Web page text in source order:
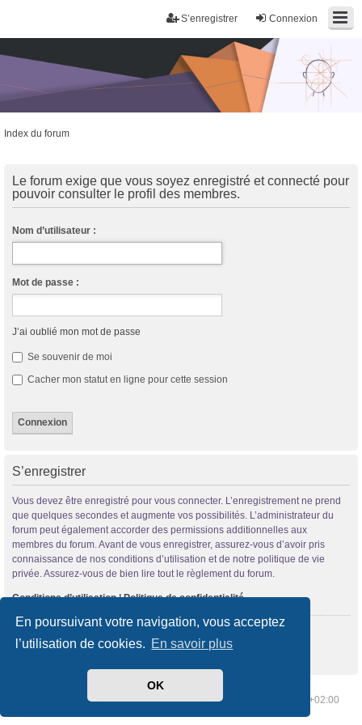
En poursuivant votre navigation, vous acceptez
l’utilisation de cookies. En savoir plus
OK
Connexion
S’enregistrer
Index du forum
Le forum exige que vous soyez enregistré et connecté pour
pouvoir consulter le profil des membres.
Nom d’utilisateur :
Mot de passe :
J’ai oublié mon mot de passe
Se souvenir de moi
Cacher mon statut en ligne pour cette session
S’enregistrer
Vous devez être enregistré pour vous connecter. L’enregistrement ne prend
que quelques secondes et augmente vos possibilités. L’administrateur du
forum peut également accorder des permissions additionnelles aux
membres du forum. Avant de vous enregistrer, assurez-vous d’avoir pris
connaissance de nos conditions d’utilisation et de notre politique de vie
privée. Assurez-vous de bien lire tout le règlement du forum.
Conditions d’utilisation|Politique de confidentialité
S’enregistrer
Supprimer les cookies Heures au format UTC+02:00